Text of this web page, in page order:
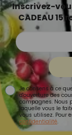
Inscrivez-
CADEAU 15
Je consens à ce
d'ouverture des
campagnes. Nous
laquelle vous le
vous utilisez. Pour
confidentialité.